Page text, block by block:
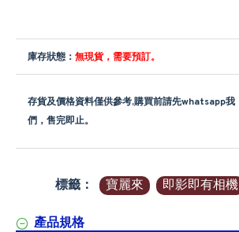
庫存狀態： 無現貨，需要預訂。
存貨及價格資料僅供參考,購買前請先whatsapp我
們，售完即止。
標籤： 寶麗來 即影即有相機
產品規格